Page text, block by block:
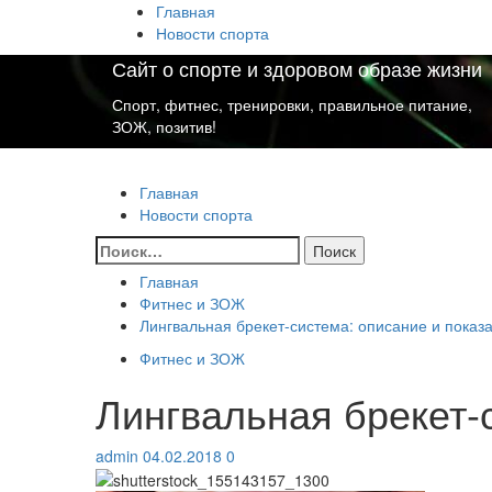
содержимому
Главная
Новости спорта
Сайт о спорте и здоровом образе жизни
Спорт, фитнес, тренировки, правильное питание,
ЗОЖ, позитив!
Главная
Новости спорта
Найти:
Главная
Фитнес и ЗОЖ
Лингвальная брекет-система: описание и
Фитнес и ЗОЖ
Лингвальная
admin 04.02.2018 0